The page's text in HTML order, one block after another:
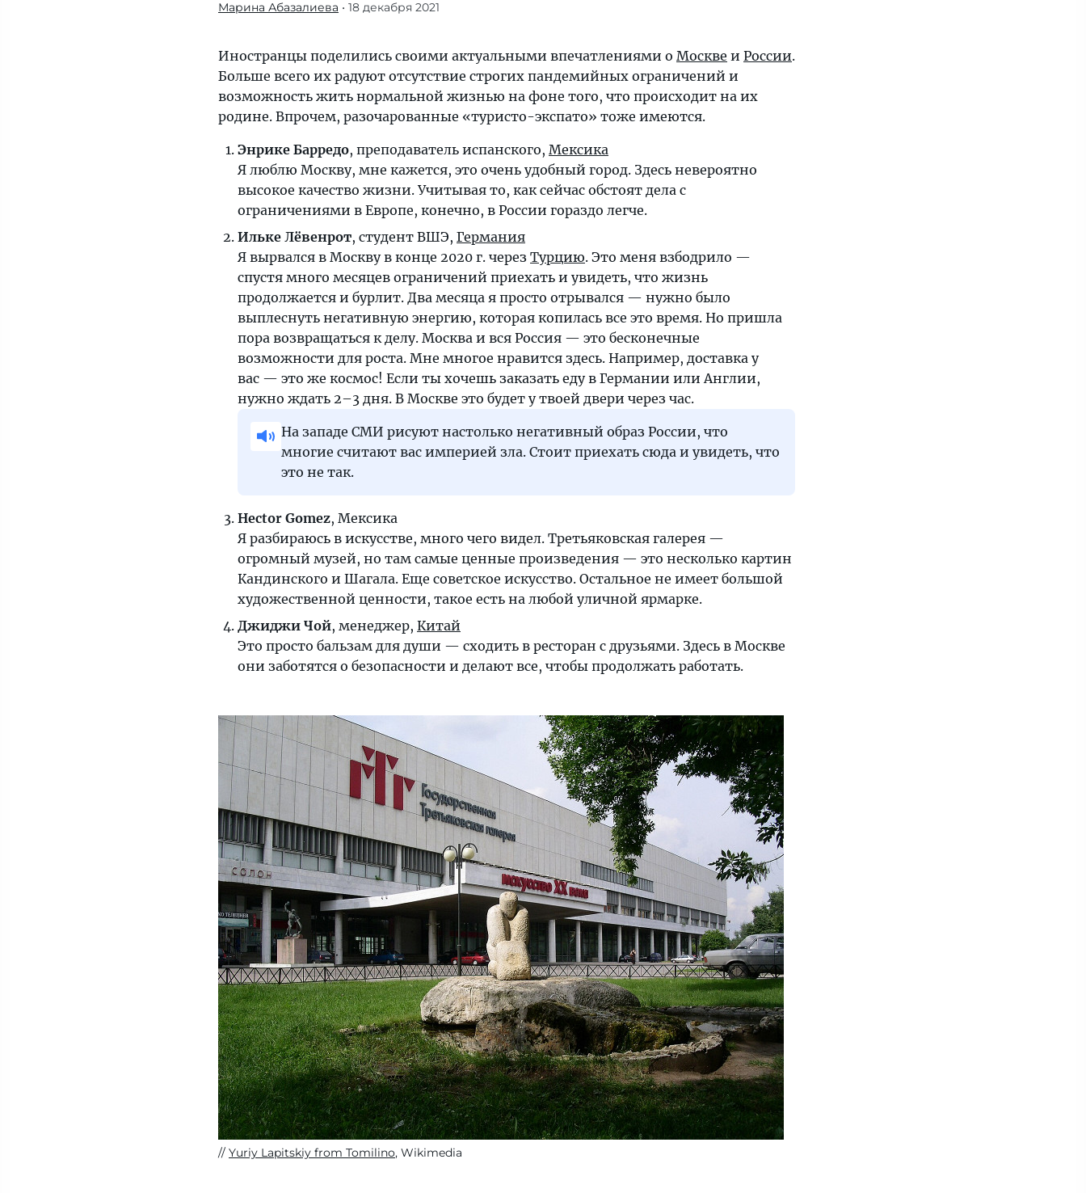
Больше
их
радуют
отсутствие
строгих
ограничений
возможность
жить
нормальной
жизнью
фоне
того,
что
происходит
Впрочем,
разочарованные
«туристо-
тоже
имеются
Марина Абазалиева • 18 декабря 2021
Иностранцы поделились своими актуальными впечатлениями о Москве и России.
Больше всего их радуют отсутствие строгих пандемийных ограничений и
возможность жить нормальной жизнью на фоне того, что происходит на их
родине. Впрочем, разочарованные «туристо-экспато» тоже имеются.
Энрике Барредо, преподаватель испанского, Мексика
Я люблю Москву, мне кажется, это очень удобный город. Здесь невероятно
высокое качество жизни. Учитывая то, как сейчас обстоят дела с
ограничениями в Европе, конечно, в России гораздо легче.
Ильке Лёвенрот, студент ВШЭ, Германия
Я вырвался в Москву в конце 2020 г. через Турцию. Это меня взбодрило —
спустя много месяцев ограничений приехать и увидеть, что жизнь
продолжается и бурлит. Два месяца я просто отрывался — нужно было
выплеснуть негативную энергию, которая копилась все это время. Но пришла
пора возвращаться к делу. Москва и вся Россия — это бесконечные
возможности для роста. Мне многое нравится здесь. Например, доставка у
вас — это же космос! Если ты хочешь заказать еду в Германии или Англии,
нужно ждать 2–3 дня. В Москве это будет у твоей двери через час.
На западе СМИ рисуют настолько негативный образ России, что
многие считают вас империей зла. Стоит приехать сюда и увидеть, что
это не так.
Hector Gomez, Мексика
Я разбираюсь в искусстве, много чего видел. Третьяковская галерея —
огромный музей, но там самые ценные произведения — это несколько картин
Кандинского и Шагала. Еще советское искусство. Остальное не имеет большой
художественной ценности, такое есть на любой уличной ярмарке.
Джиджи Чой, менеджер, Китай
Это просто бальзам для души — сходить в ресторан с друзьями. Здесь в Москве
они заботятся о безопасности и делают все, чтобы продолжать работать.
Yuriy Lapitskiy from Tomilino, Wikimedia